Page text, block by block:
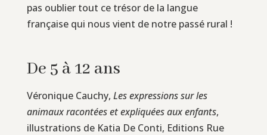
pas oublier tout ce trésor de la langue
française qui nous vient de notre passé rural !
De 5 à 12 ans
Véronique Cauchy, Les expressions sur les
animaux racontées et expliquées aux enfants,
illustrations de Katia De Conti, Editions Rue